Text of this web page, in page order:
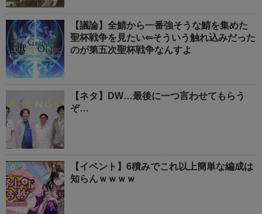
【議論】全鯖から一番強そうな鯖を集めた
聖杯戦争を見たい⇐そういう触れ込みだった
のが第五次聖杯戦争なんすよ
【ネタ】DW…最後に一つ言わせてもらう
ぞ…
【イベント】6積みでこれ以上簡単な編成は
知らんｗｗｗｗ